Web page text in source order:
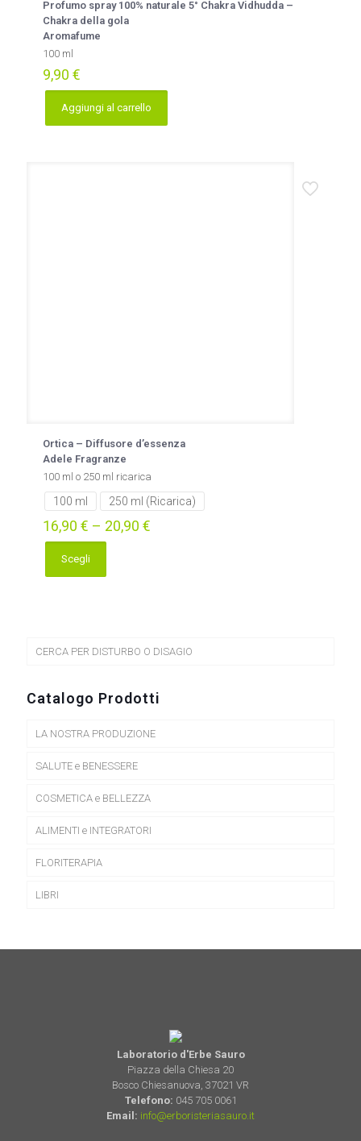
Profumo spray 100% naturale 5° Chakra Vidhudda –
Chakra della gola
Aromafume
100 ml
9,90 €
Aggiungi al carrello
Ortica – Diffusore d’essenza
Adele Fragranze
100 ml o 250 ml ricarica
100 ml 250 ml (Ricarica)
16,90 € – 20,90 €
Scegli
Questo
prodotto
opzioni
scelte
pagina
prodotto
CERCA PER DISTURBO O DISAGIO
Catalogo Prodotti
LA NOSTRA PRODUZIONE
SALUTE e BENESSERE
COSMETICA e BELLEZZA
ALIMENTI e INTEGRATORI
FLORITERAPIA
LIBRI
Laboratorio d'Erbe Sauro
Piazza della Chiesa 20
Bosco Chiesanuova, 37021 VR
Telefono: 045 705 0061
Email: info@erboristeriasauro.it